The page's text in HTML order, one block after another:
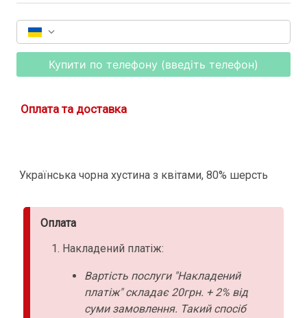
Купити по телефону (введіть телефон)
Оплата та доставка
Українська чорна хустина з квітами, 80% шерсть
Оплата
Накладений платіж:
Вартість послуги "Накладений
платіж" складає 20грн. + 2% від
суми замовлення. Такий спосіб